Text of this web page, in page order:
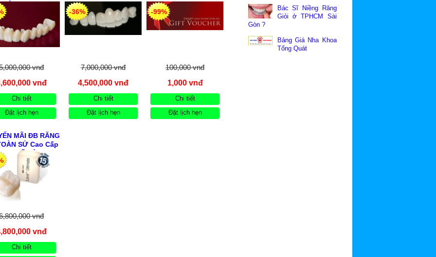
HÈ ”26 Trước
Khai Trương
24/1 D5 P25 Bình
Thạnh HCM
vnđ
vnđ
Chi tiết
Đặt lịch hẹn
4.5Tr & LAVA 3M 4.8
Trieu KM HÈ Trước
30.8.2026 Khai Trương
CN3 24 D5 P25 Bình
-36%
7,000,000 vnđ
4,500,000 vnđ
Chi tiết
Đặt lịch hẹn
Trước 30.08.2026 Tại 2
CN ở TPHCM
-99%
100,000 vnđ
1,000 vnđ
Chi tiết
Đặt lịch hẹn
MÃI ĐB RĂNG
SỨ Cao Cấp
3M MỸ HÈ Trước
30.08.2026
vnđ
vnđ
Chi tiết
Bác Sĩ Niềng Răng
Giỏi ở TPHCM Sài
Gòn ?
Bảng Giá Nha Khoa
Tổng Quát